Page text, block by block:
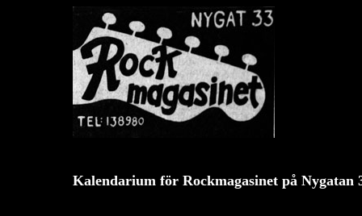
Kalendarium för Rockmagasinet på Nygatan